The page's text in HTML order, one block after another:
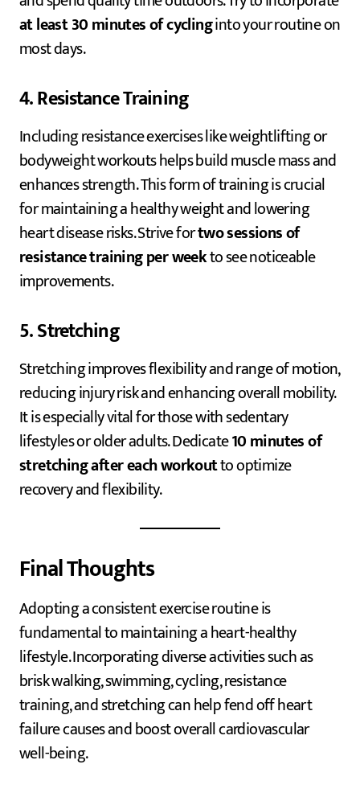
at least 30 minutes of cyclinginto your routine on
most days.
4. Resistance Training
Including resistance exercises like weightlifting or
bodyweight workouts helps build muscle mass and
enhances strength. This form of training is crucial
for maintaining a healthy weight and lowering
heart disease risks. Strive fortwo sessions of
resistance training per weekto see noticeable
improvements.
5. Stretching
Stretching improves flexibility and range of motion,
reducing injury risk and enhancing overall mobility.
It is especially vital for those with sedentary
lifestyles or older adults. Dedicate10 minutes of
stretching after each workoutto optimize
recovery and flexibility.
Final Thoughts
Adopting a consistent exercise routine is
fundamental to maintaining a heart-healthy
lifestyle. Incorporating diverse activities such as
brisk walking, swimming, cycling, resistance
training, and stretching can help fend off heart
failure causes and boost overall cardiovascular
well-being.